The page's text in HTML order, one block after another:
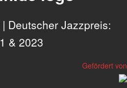
Deutscher Jazzpreis:
& 2023
Gefördert von